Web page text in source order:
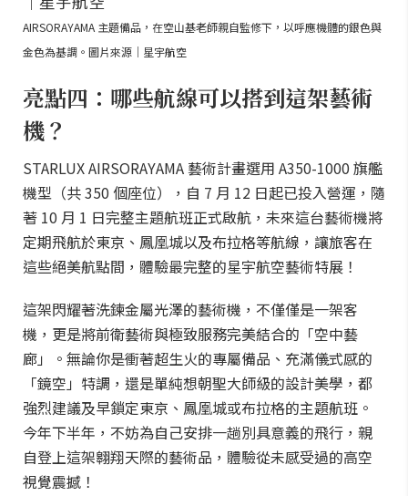
AIRSORAYAMA 主題備品，在空山基老師親自監修下，以呼應機體的銀色與
金色為基調。圖片來源｜星宇航空
亮點四：哪些航線可以搭到這架藝術
機？
STARLUX AIRSORAYAMA 藝術計畫選用 A350-1000 旗艦
機型（共 350 個座位），自 7 月 12 日起已投入營運，隨
著 10 月 1 日完整主題航班正式啟航，未來這台藝術機將
定期飛航於東京、鳳凰城以及布拉格等航線，讓旅客在
這些絕美航點間，體驗最完整的星宇航空藝術特展！
這架閃耀著洗鍊金屬光澤的藝術機，不僅僅是一架客
機，更是將前衛藝術與極致服務完美結合的「空中藝
廊」。無論你是衝著超生火的專屬備品、充滿儀式感的
「鏡空」特調，還是單純想朝聖大師級的設計美學，都
強烈建議及早鎖定東京、鳳凰城或布拉格的主題航班。
今年下半年，不妨為自己安排一趟別具意義的飛行，親
自登上這架翱翔天際的藝術品，體驗從未感受過的高空
視覺震撼！